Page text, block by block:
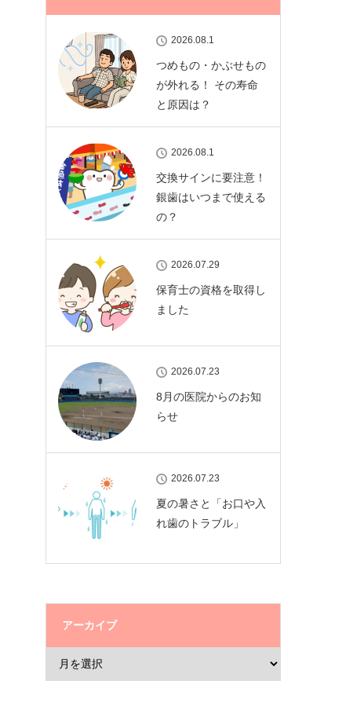
2026.08.1
つめもの・かぶせもの
が外れる！ その寿命
と原因は？
2026.08.1
交換サインに要注意！
銀歯はいつまで使える
の？
2026.07.29
保育士の資格を取得し
ました
2026.07.23
8月の医院からのお知
らせ
2026.07.23
夏の暑さと「お口や入
れ歯のトラブル」
アーカイブ